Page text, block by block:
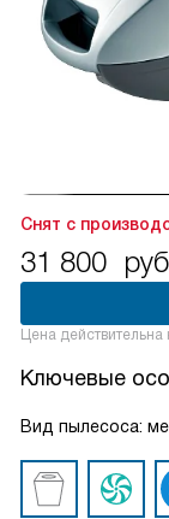
Снят с
31 800
Цена
Ключевые
Вид пылесоса: